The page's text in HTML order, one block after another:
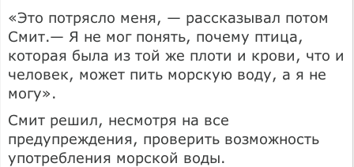
«Это потрясло меня, — рассказывал потом
Смит.— Я не мог понять, почему птица,
которая была из той же плоти и крови, что и
человек, может пить морскую воду, а я не
могу».
Смит решил, несмотря на все
предупреждения, проверить возможность
употребления морской воды.